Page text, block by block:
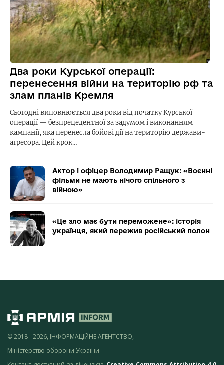
Два роки Курської операції:
перенесення війни на територію рф та
злам планів Кремля
Сьогодні виповнюється два роки від початку Курської
операції — безпрецедентної за задумом і виконанням
кампанії, яка перенесла бойові дії на територію держави-
агресора. Цей крок…
Актор і офіцер Володимир Ращук: «Воєнні
фільми не мають нічого спільного з
війною»
«Це зло має бути переможене»: історія
українця, який пережив російський полон
© 2018 - 2026, ІНФОРМАЦІЙНЕ АГЕНТСТВО,
Міністерство оборони України